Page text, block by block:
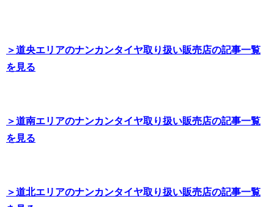
＞道央エリアのナンカンタイヤ取り扱い販売店の記事一覧
を見る
＞道南エリアのナンカンタイヤ取り扱い販売店の記事一覧
を見る
＞道北エリアのナンカンタイヤ取り扱い販売店の記事一覧